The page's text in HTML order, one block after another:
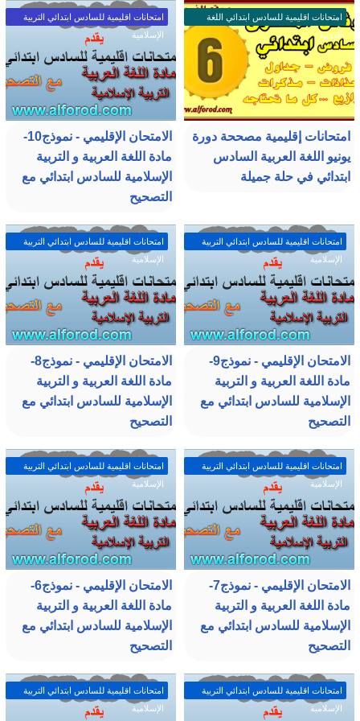
امتحانات اقليمية للسادس ابتدائي اللغة
العربية
امتحانات إقليمية مصححة دورة
يونيو اللغة العربية السادس
ابتدائي في حلة جميلة
امتحانات اقليمية للسادس ابتدائي التربية
الإسلامية
الامتحان الإقليمي - نموذج10-
مادة اللغة العربية و التربية
الإسلامية للسادس ابتدائي مع
التصحيح
امتحانات اقليمية للسادس ابتدائي التربية
الإسلامية
الامتحان الإقليمي - نموذج9-
مادة اللغة العربية و التربية
الإسلامية للسادس ابتدائي مع
التصحيح
امتحانات اقليمية للسادس ابتدائي التربية
الإسلامية
الامتحان الإقليمي - نموذج8-
مادة اللغة العربية و التربية
الإسلامية للسادس ابتدائي مع
التصحيح
امتحانات اقليمية للسادس ابتدائي التربية
الإسلامية
الامتحان الإقليمي - نموذج7-
مادة اللغة العربية و التربية
الإسلامية للسادس ابتدائي مع
التصحيح
امتحانات اقليمية للسادس ابتدائي التربية
الإسلامية
الامتحان الإقليمي - نموذج6-
مادة اللغة العربية و التربية
الإسلامية للسادس ابتدائي مع
التصحيح
امتحانات اقليمية للسادس ابتدائي التربية
الإسلامية
امتحانات اقليمية للسادس ابتدائي التربية
الإسلامية